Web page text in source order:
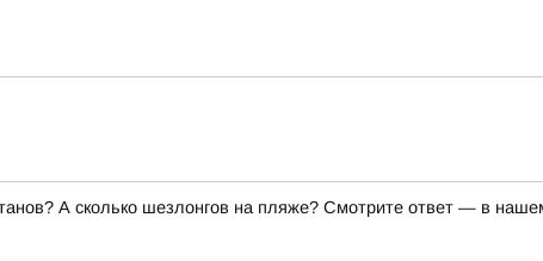
А сколько шезлонгов на пляже? Смотрите ответ — в